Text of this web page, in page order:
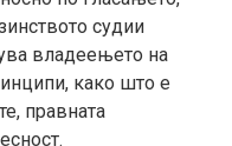
судии
владеењето на
како што е
правната